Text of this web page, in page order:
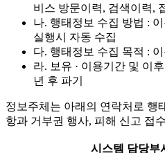
비스 방문이력, 검색이력,
나. 행태정보 수집 방법 :
실행시 자동 수집
다. 행태정보 수집 목적 :
라. 보유 · 이용기간 및 이
년 후 파기
정보주체는 아래의 연락처로 행
항과 거부권 행사, 피해 신고 접
시스템 담당부